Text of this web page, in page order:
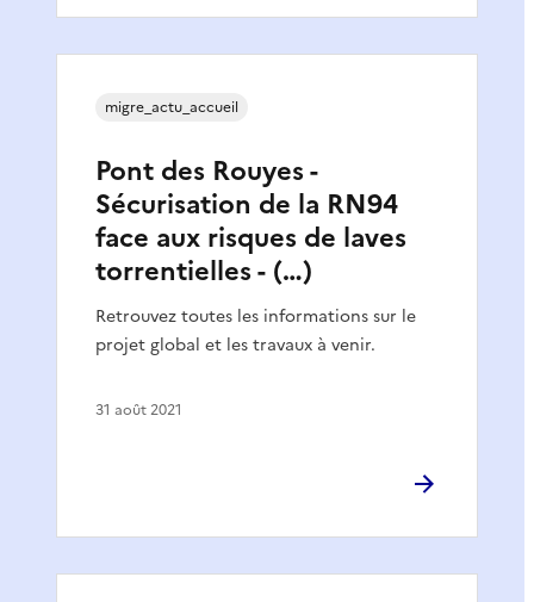
Pont des Rouyes -
Sécurisation de la RN94
face aux risques de laves
torrentielles - (…)
Retrouvez toutes les informations sur le
projet global et les travaux à venir.
migre_actu_accueil
31 août 2021